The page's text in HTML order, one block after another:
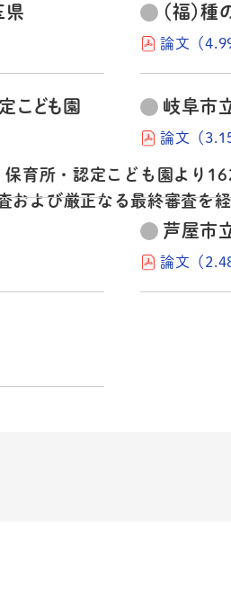
育所・認定こども園より
および厳正なる最終審査を
県 （福）
論文（
こども園
岐阜市
論文（
芦屋市
論文（